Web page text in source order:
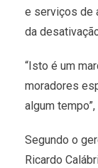
e serviços de
da
“Isto é um
moradores
algum
Segundo o
Ricardo